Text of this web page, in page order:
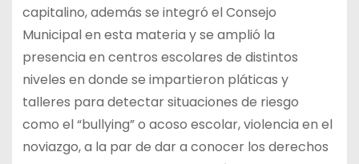
capitalino, además se integró el Consejo
Municipal en esta materia y se amplió la
presencia en centros escolares de distintos
niveles en donde se impartieron pláticas y
talleres para detectar situaciones de riesgo
como el “bullying” o acoso escolar, violencia en el
noviazgo, a la par de dar a conocer los derechos